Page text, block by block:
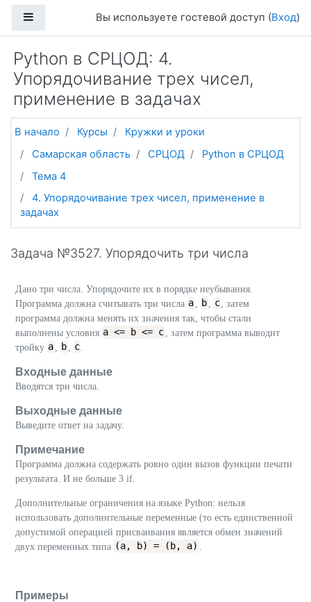
Боковая панельВы используете гостевой доступ (Вход)
Python в СРЦОД: 4.
Упорядочивание трех чисел,
применение в задачах
В начало Курсы
Кружки и уроки
Самарская область
СРЦОД
Python в СРЦОД
Тема 4
4. Упорядочивание трех чисел, применение в
задачах
Задача №3527. Упорядочить три числа
Дано три числа. Упорядочите их в порядке неубывания.
Программа должна считывать три числа a b c , затем
программа должна менять их значения так, чтобы стали
выполнены условия a <= b <= c
, затем программа выводит
тройку a b c
Входные данные
Вводятся три числа.
Выходные данные
Выведите ответ на задачу.
Примечание
Программа должна содержать ровно один вызов функции печати
результата. И не больше 3 if.
Дополнительные ограничения на языке Python: нельзя
использовать дополнительные переменные (то есть единственной
допустимой операцией присваивания является обмен значений
двух переменных типа (a, b) = (b, a)
Примеры